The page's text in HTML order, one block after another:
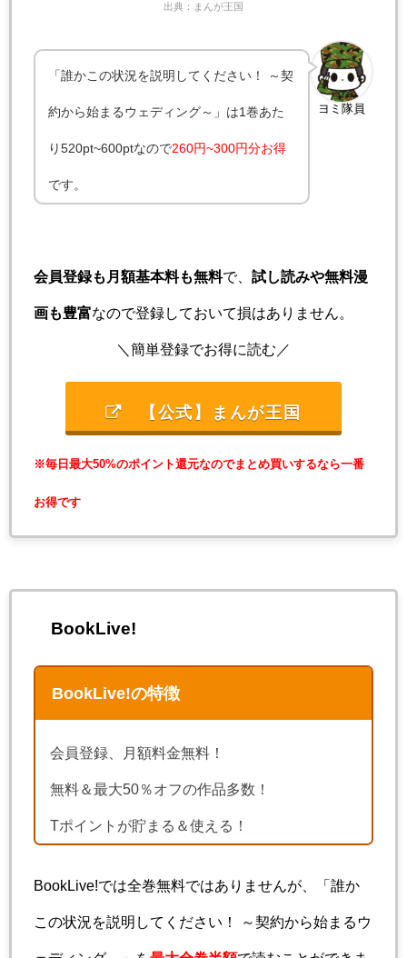
出典：まんが王国
ヨミ隊員
「誰かこの状況を説明してください！ ～契
約から始まるウェディング～」は1巻あた
り520pt~600ptなので260円~300円分お得
です。
会員登録も月額基本料も無料で、 試し読みや無料漫
画も豊富なので登録しておいて損はありません。
＼簡単登録でお得に読む／
【公式】まんが王国
※毎日最大50%のポイント還元なのでまとめ買いするなら一番
お得です
BookLive!
BookLive!の特徴
会員登録、月額料金無料！
無料＆最大50％オフの作品多数！
Tポイントが貯まる＆使える！
BookLive!では全巻無料ではありませんが、「誰か
この状況を説明してください！ ～契約から始まるウ